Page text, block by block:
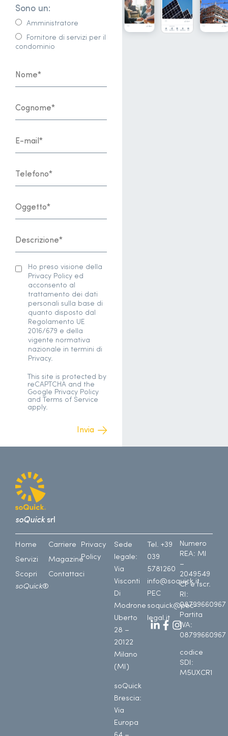
Sono un:
Amministratore
Fornitore di servizi per il
condominio
Ho preso visione della
Privacy Policy ed
acconsento al
trattamento dei dati
personali sulla base di
quanto disposto dal
Regolamento UE
2016/679 e della
vigente normativa
nazionale in termini di
Privacy.
This site is protected by
reCAPTCHA and the
Google Privacy Policy
and Terms of Service
apply.
soQuicksrl
Home
Servizi
Scopri
soQuick®
Carriere
Magazine
Contattaci
Privacy
Policy
Sede
legale:
Via
Visconti
Di
Modrone
Uberto
28 –
20122
Milano
(MI)
soQuick
Brescia:
Via
Europa
Tel. +39
039
5781260
info@soquick.it
PEC
soquick@pec-
legal.it
Numero
REA: MI
–
2049549
CF e Iscr.
RI:
08799660967
Partita
IVA:
08799660967
codice
SDI:
M5UXCR1